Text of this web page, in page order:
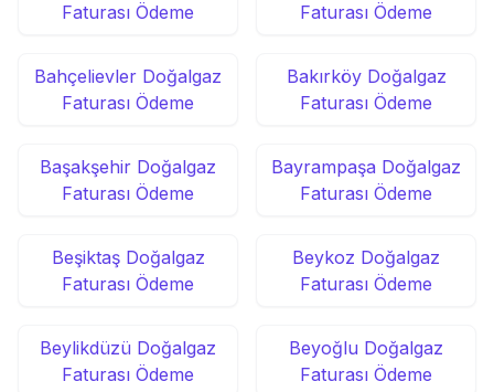
Faturası Ödeme
Faturası Ödeme
Bahçelievler Doğalgaz
Faturası Ödeme
Bakırköy Doğalgaz
Faturası Ödeme
Başakşehir Doğalgaz
Faturası Ödeme
Bayrampaşa Doğalgaz
Faturası Ödeme
Beşiktaş Doğalgaz
Faturası Ödeme
Beykoz Doğalgaz
Faturası Ödeme
Beylikdüzü Doğalgaz
Faturası Ödeme
Beyoğlu Doğalgaz
Faturası Ödeme